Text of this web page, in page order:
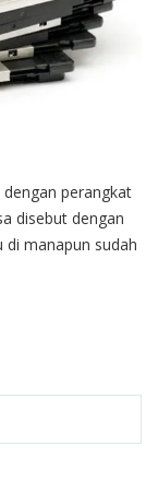
perangkat
disebut dengan
di manapun sudah